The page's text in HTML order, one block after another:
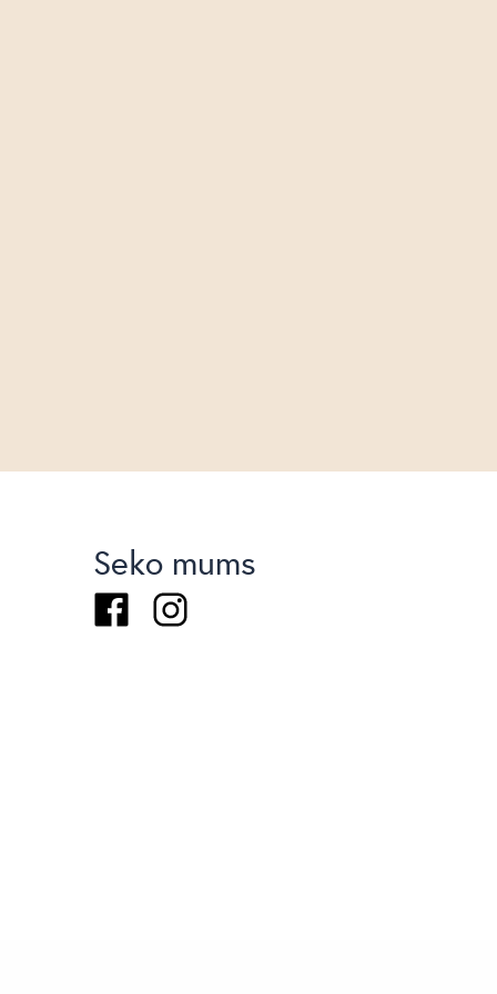
Seko mums
FacebookInstagram